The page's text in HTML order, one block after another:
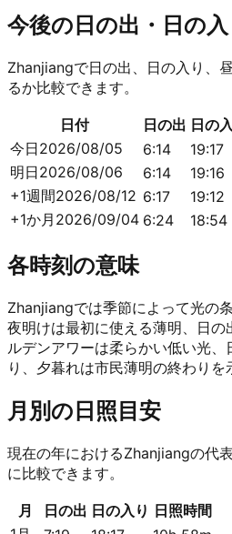
今後の日の出・日の
Zhanjiangで日の出、日の入り、
るか比較できます。
日付 日の出 日の
今日2026/08/05 6:14 19:17
明日2026/08/06 6:14 19:16
+1週間2026/08/12 6:17 19:12
+1か月 2026/09/04 6:24 18:54
各時刻の意味
Zhanjiangでは季節によって光の
夜明けは最初に使える薄明、日
ルデンアワーは柔らかい低い光
り、夕暮れは市民薄明の終わりを
月別の日照目安
現在の年におけるZhanjiangの代
に比較できます。
月 日の出 日の入り 日照時間